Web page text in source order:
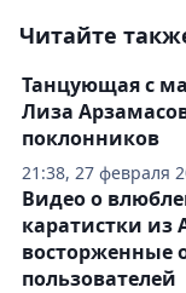
Читайте
21:38, 27 февраля
Танцующая с
Лиза
поклонников
Видео о
каратистки из
восторженные
пользователей